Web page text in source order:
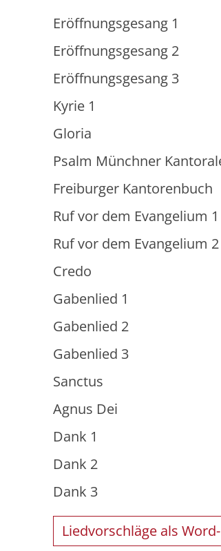
Eröffnungsgesang 1
Eröffnungsgesang 2
Eröffnungsgesang 3
Kyrie 1 159 –
Gloria 709 –
Psalm Münchner
Freiburger
Ruf vor dem
Ruf vor dem
Credo 717 – Wir
Gabenlied 1 485 –
Gabenlied 2 759 –
Gabenlied 3 875 –
Sanctus 730 –
Agnus Dei 208 –
Dank 1 489 –
Dank 2 491 – Ich
Dank 3 845 –
Liedvorschläge als